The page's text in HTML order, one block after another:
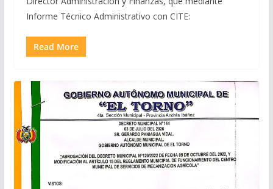
Informe Técnico Administrativo con CITE:
Read More